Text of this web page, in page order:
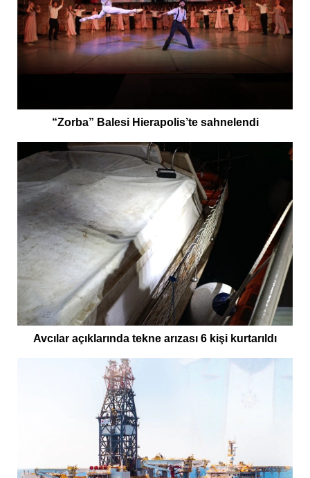
“Zorba” Balesi Hierapolis’te sahnelendi
Avcılar açıklarında tekne arızası 6 kişi kurtarıldı